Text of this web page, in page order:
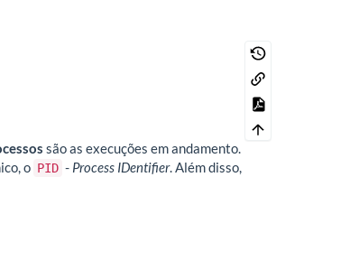
são as execuções em andamento.
o PID - Process IDentifier. Além disso,